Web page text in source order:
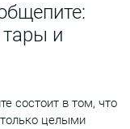
и
состоит в том, что
целыми